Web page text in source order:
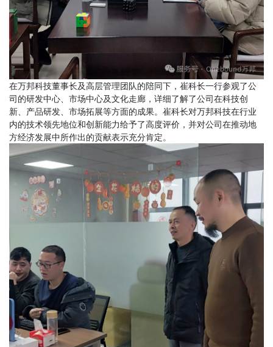
在万邦科技董事长及高层管理团队的陪同下，崔科长一行参观了公
司的研发中心、市场中心及文化走廊，详细了解了公司在科技创
新、产品研发、市场拓展等方面的成果。崔科长对万邦科技在行业
内的技术领先地位和创新能力给予了高度评价，并对公司在推动地
方经济发展中所作出的贡献表示充分肯定。